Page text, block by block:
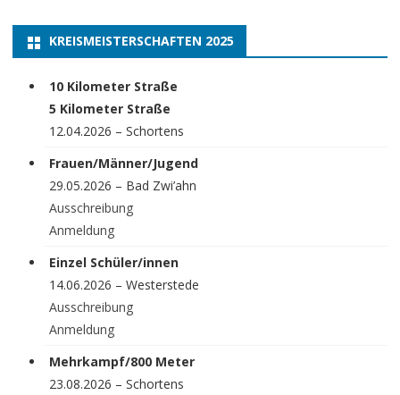
KREISMEISTERSCHAFTEN 2025
10 Kilometer Straße
5 Kilometer Straße
12.04.2026 – Schortens
Frauen/Männer/Jugend
29.05.2026 – Bad Zwi’ahn
Ausschreibung
Anmeldung
Einzel Schüler/innen
14.06.2026 – Westerstede
Ausschreibung
Anmeldung
Mehrkampf/800 Meter
23.08.2026 – Schortens